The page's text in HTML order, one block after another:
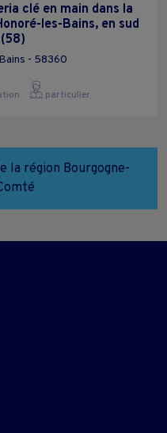
clé en main dans la
les-Bains, en sud
- 58360
particulier
la région Bourgogne-